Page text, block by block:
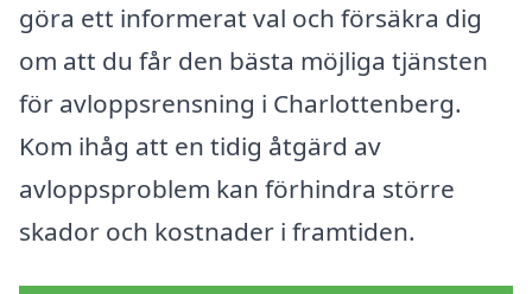
göra ett informerat val och försäkra dig
om att du får den bästa möjliga tjänsten
för avloppsrensning i Charlottenberg.
Kom ihåg att en tidig åtgärd av
avloppsproblem kan förhindra större
skador och kostnader i framtiden.